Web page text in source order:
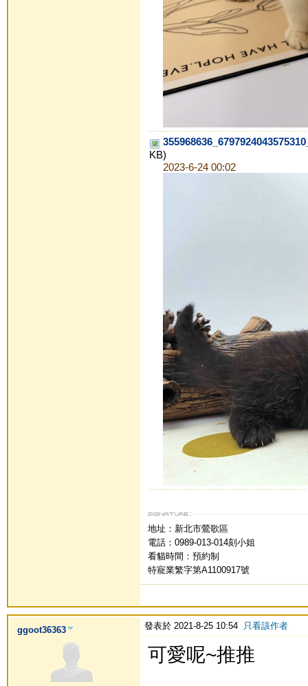
KB)
2023-6-24 00:02
地址：新北市鶯歌區
電話：0989-013-014刻小姐
看貓時間：預約制
特寵業繁字第A1100917號
ggoot36363 發表於 2021-8-25 10:54 只看該作者
可愛呢~推推